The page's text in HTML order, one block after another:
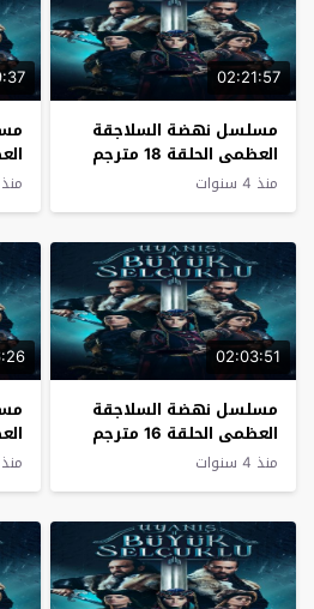
02:21:57
مسلسل نهضة السلاجقة
العظمى الحلقة 18 مترجم
منذ 4 سنوات منذ 4 سنوات
02:03:51
مسلسل نهضة السلاجقة
العظمى الحلقة 16 مترجم
منذ 4 سنوات منذ 4 سنوات